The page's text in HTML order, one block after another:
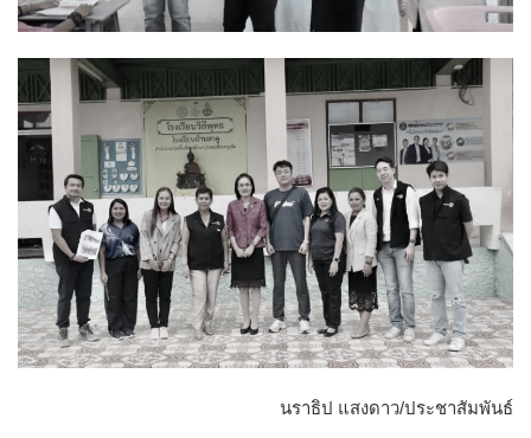
นราธิป แสงดาว/ประชาสัมพันธ์